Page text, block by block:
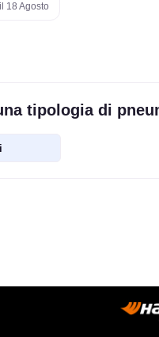
18 Agosto
tipologia di